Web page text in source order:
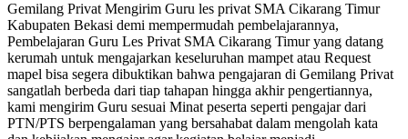
Gemilang Privat Mengirim Guru les privat SMA Cikarang Timur
Kabupaten Bekasi demi mempermudah pembelajarannya,
Pembelajaran Guru Les Privat SMA Cikarang Timur yang datang
kerumah untuk mengajarkan keseluruhan mampet atau Request
mapel bisa segera dibuktikan bahwa pengajaran di Gemilang Privat
sangatlah berbeda dari tiap tahapan hingga akhir pengertiannya,
kami mengirim Guru sesuai Minat peserta seperti pengajar dari
PTN/PTS berpengalaman yang bersahabat dalam mengolah kata